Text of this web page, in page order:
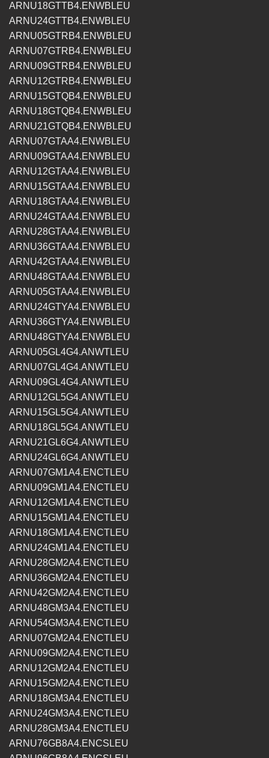
ARNU18GTTB4.ENWBLEU
ARNU24GTTB4.ENWBLEU
ARNU05GTRB4.ENWBLEU
ARNU07GTRB4.ENWBLEU
ARNU09GTRB4.ENWBLEU
ARNU12GTRB4.ENWBLEU
ARNU15GTQB4.ENWBLEU
ARNU18GTQB4.ENWBLEU
ARNU21GTQB4.ENWBLEU
ARNU07GTAA4.ENWBLEU
ARNU09GTAA4.ENWBLEU
ARNU12GTAA4.ENWBLEU
ARNU15GTAA4.ENWBLEU
ARNU18GTAA4.ENWBLEU
ARNU24GTAA4.ENWBLEU
ARNU28GTAA4.ENWBLEU
ARNU36GTAA4.ENWBLEU
ARNU42GTAA4.ENWBLEU
ARNU48GTAA4.ENWBLEU
ARNU05GTAA4.ENWBLEU
ARNU24GTYA4.ENWBLEU
ARNU36GTYA4.ENWBLEU
ARNU48GTYA4.ENWBLEU
ARNU05GL4G4.ANWTLEU
ARNU07GL4G4.ANWTLEU
ARNU09GL4G4.ANWTLEU
ARNU12GL5G4.ANWTLEU
ARNU15GL5G4.ANWTLEU
ARNU18GL5G4.ANWTLEU
ARNU21GL6G4.ANWTLEU
ARNU24GL6G4.ANWTLEU
ARNU07GM1A4.ENCTLEU
ARNU09GM1A4.ENCTLEU
ARNU12GM1A4.ENCTLEU
ARNU15GM1A4.ENCTLEU
ARNU18GM1A4.ENCTLEU
ARNU24GM1A4.ENCTLEU
ARNU28GM2A4.ENCTLEU
ARNU36GM2A4.ENCTLEU
ARNU42GM2A4.ENCTLEU
ARNU48GM3A4.ENCTLEU
ARNU54GM3A4.ENCTLEU
ARNU07GM2A4.ENCTLEU
ARNU09GM2A4.ENCTLEU
ARNU12GM2A4.ENCTLEU
ARNU15GM2A4.ENCTLEU
ARNU18GM3A4.ENCTLEU
ARNU24GM3A4.ENCTLEU
ARNU28GM3A4.ENCTLEU
ARNU76GB8A4.ENCSLEU